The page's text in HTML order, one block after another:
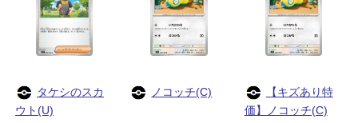
タケシのスカ
ウト(U)
ノコッチ(C)
【キズあり特
価】ノコッチ(C)